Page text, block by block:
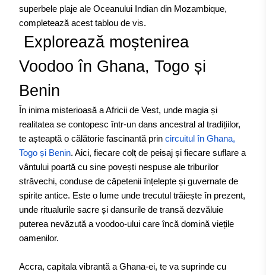
superbele plaje ale Oceanului Indian din Mozambique,
completează acest tablou de vis.
Explorează moștenirea
Voodoo în Ghana, Togo și
Benin
În inima misterioasă a Africii de Vest, unde magia și
realitatea se contopesc într-un dans ancestral al tradițiilor,
te așteaptă o călătorie fascinantă prin circuitul în Ghana,
Togo și Benin. Aici, fiecare colț de peisaj și fiecare suflare a
vântului poartă cu sine povești nespuse ale triburilor
străvechi, conduse de căpetenii înțelepte și guvernate de
spirite antice. Este o lume unde trecutul trăiește în prezent,
unde ritualurile sacre și dansurile de transă dezvăluie
puterea nevăzută a voodoo-ului care încă domină viețile
oamenilor.
Accra, capitala vibrantă a Ghana-ei, te va suprinde cu